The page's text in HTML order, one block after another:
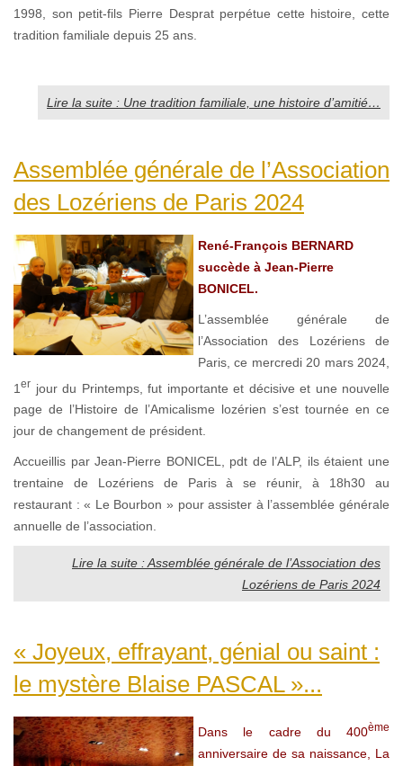
1998, son petit-fils Pierre Desprat perpétue cette histoire, cette
tradition familiale depuis 25 ans.
Lire la suite : Une tradition familiale, une histoire d’amitié…
Assemblée générale de l’Association
des Lozériens de Paris 2024
René-François BERNARD
succède à Jean-Pierre
BONICEL.
L’assemblée générale de
l’Association des Lozériens de
Paris, ce mercredi 20 mars 2024,
1 er jour du Printemps, fut importante et décisive et une nouvelle
page de l’Histoire de l’Amicalisme lozérien s’est tournée en ce
jour de changement de président.
Accueillis par Jean-Pierre BONICEL, pdt de l’ALP, ils étaient une
trentaine de Lozériens de Paris à se réunir, à 18h30 au
restaurant : « Le Bourbon » pour assister à l’assemblée générale
annuelle de l’association.
Lire la suite : Assemblée générale de l’Association des
Lozériens de Paris 2024
« Joyeux, effrayant, génial ou saint :
le mystère Blaise PASCAL »...
Dans le cadre du 400ème
anniversaire de sa naissance, La